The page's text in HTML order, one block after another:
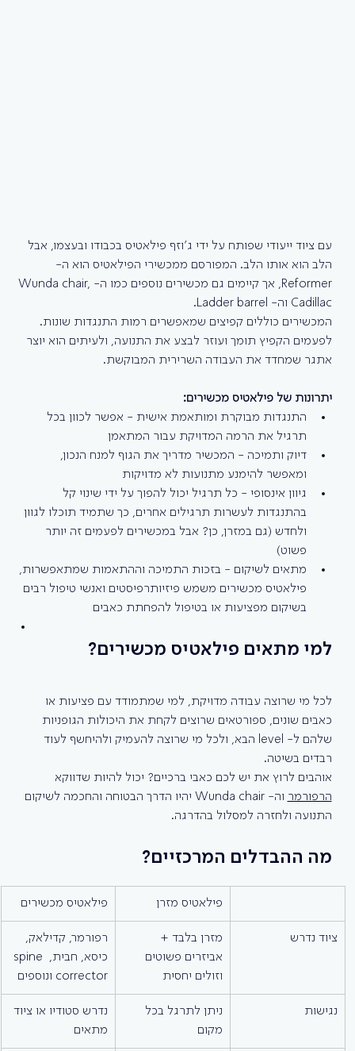
עם ציוד ייעודי שפותח על ידי ג’וזף פילאטיס בכבודו ובעצמו, אבל
הלב הוא אותו הלב. המפורסם ממכשירי הפילאטיס הוא ה-
Reformer, אך קיימים גם מכשירים נוספים כמו ה-Wunda chair,
Cadillac וה- Ladder barrel.
המכשירים כוללים קפיצים שמאפשרים רמות התנגדות שונות.
לפעמים הקפיץ תומך ועוזר לבצע את התנועה, ולעיתים הוא יוצר
אתגר שמחדד את העבודה השרירית המבוקשת.
יתרונות של פילאטיס מכשירים:
התנגדות מבוקרת ומותאמת אישית - אפשר לכוון בכל
תרגיל את הרמה המדויקת עבור המתאמן
דיוק ותמיכה - המכשיר מדריך את הגוף למנח הנכון,
ומאפשר להימנע מתנועות לא מדויקות
גיוון אינסופי - כל תרגיל יכול להפוך על ידי שינוי קל
בהתנגדות לעשרות תרגילים אחרים, כך שתמיד תוכלו לגוון
ולחדש (גם במזרן, כן? אבל במכשירים לפעמים זה יותר
פשוט)
מתאים לשיקום - בזכות התמיכה וההתאמות שמתאפשרות,
פילאטיס מכשירים משמש פיזיותרפיסטים ואנשי טיפול רבים
בשיקום מפציעות או בטיפול להפחתת כאבים
למי מתאים פילאטיס מכשירים?
לכל מי שרוצה עבודה מדויקת, למי שמתמודד עם פציעות או
כאבים שונים, ספורטאים שרוצים לקחת את היכולות הגופניות
שלהם ל- level הבא, ולכל מי שרוצה להעמיק ולהיחשף לעוד
רבדים בשיטה.
אוהבים לרוץ את יש לכם כאבי ברכיים? יכול להיות שדווקא
הרפורמר
וה- Wunda chair יהיו הדרך הבטוחה והחכמה לשיקום
התנועה ולחזרה למסלול בהדרגה.
מה ההבדלים המרכזיים?
פילאטיס מזרן פילאטיס מכשירים
ציוד נדרש
מזרן בלבד +
אביזרים פשוטים
וזולים יחסית
רפורמר, קדילאק,
כיסא, חבית, spine
corrector ונוספים
נגישות
ניתן לתרגל בכל
מקום
נדרש סטודיו או ציוד
מתאים